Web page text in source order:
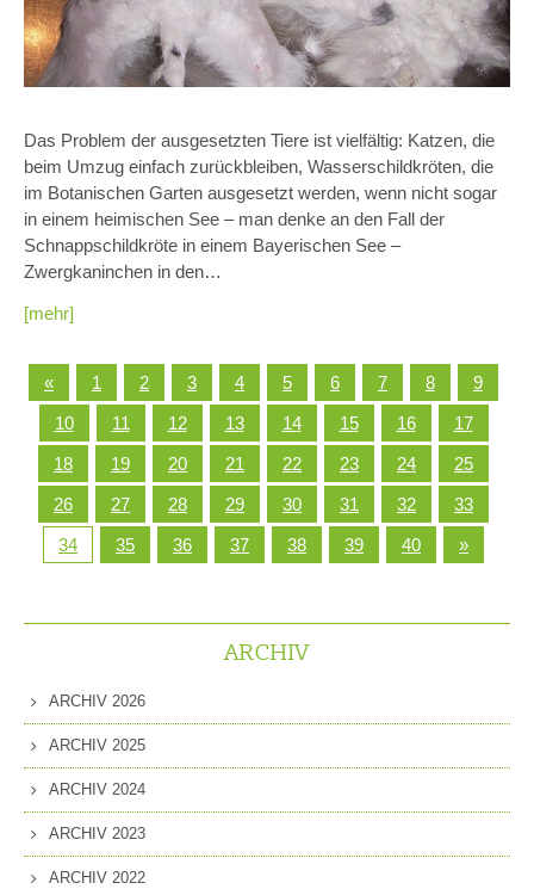
Das Problem der ausgesetzten Tiere ist vielfältig: Katzen, die
beim Umzug einfach zurückbleiben, Wasserschildkröten, die
im Botanischen Garten ausgesetzt werden, wenn nicht sogar
in einem heimischen See – man denke an den Fall der
Schnappschildkröte in einem Bayerischen See –
Zwergkaninchen in den…
[mehr]
« 1 2 3 4 5 6 7 8
9
10
11 12 13 14 15 16
17
18
19 20 21 22 23 24
25
26
27 28 29 30 31 32
33
34
35 36 37 38 39 40 »
ARCHIV
ARCHIV 2026
ARCHIV 2025
ARCHIV 2024
ARCHIV 2023
ARCHIV 2022